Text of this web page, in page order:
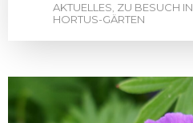
AKTUELLES, ZU BESUCH IN
HORTUS-GÄRTEN